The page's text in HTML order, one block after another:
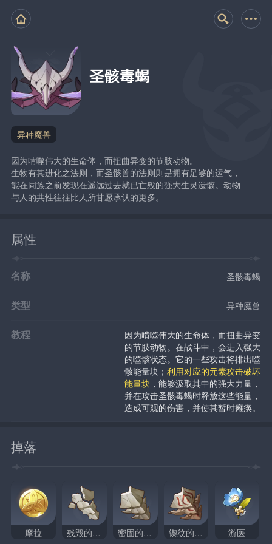
圣骸毒蝎
异种魔兽
因为啃噬伟大的生命体，而扭曲异变的节肢动物。
生物有其进化之法则，而圣骸兽的法则则是拥有足够的运气，
能在同族之前发现在遥远过去就已亡殁的强大生灵遗骸。动物
与人的共性往往比人所甘愿承认的更多。
属性
名称 圣骸毒蝎
类型 异种魔兽
教程
因为啃噬伟大的生命体，而扭曲异变
的节肢动物。在战斗中，会进入强大
的噬骸状态。它的一些攻击将排出噬
骸能量块；利用对应的元素攻击破坏
能量块 ，能够汲取其中的强大力量，
并在攻击圣骸毒蝎时释放这些能量，
造成可观的伤害，并使其暂时瘫痪。
掉落
摩拉 残毁的横脊 密固的横脊 锲纹的横脊 游医